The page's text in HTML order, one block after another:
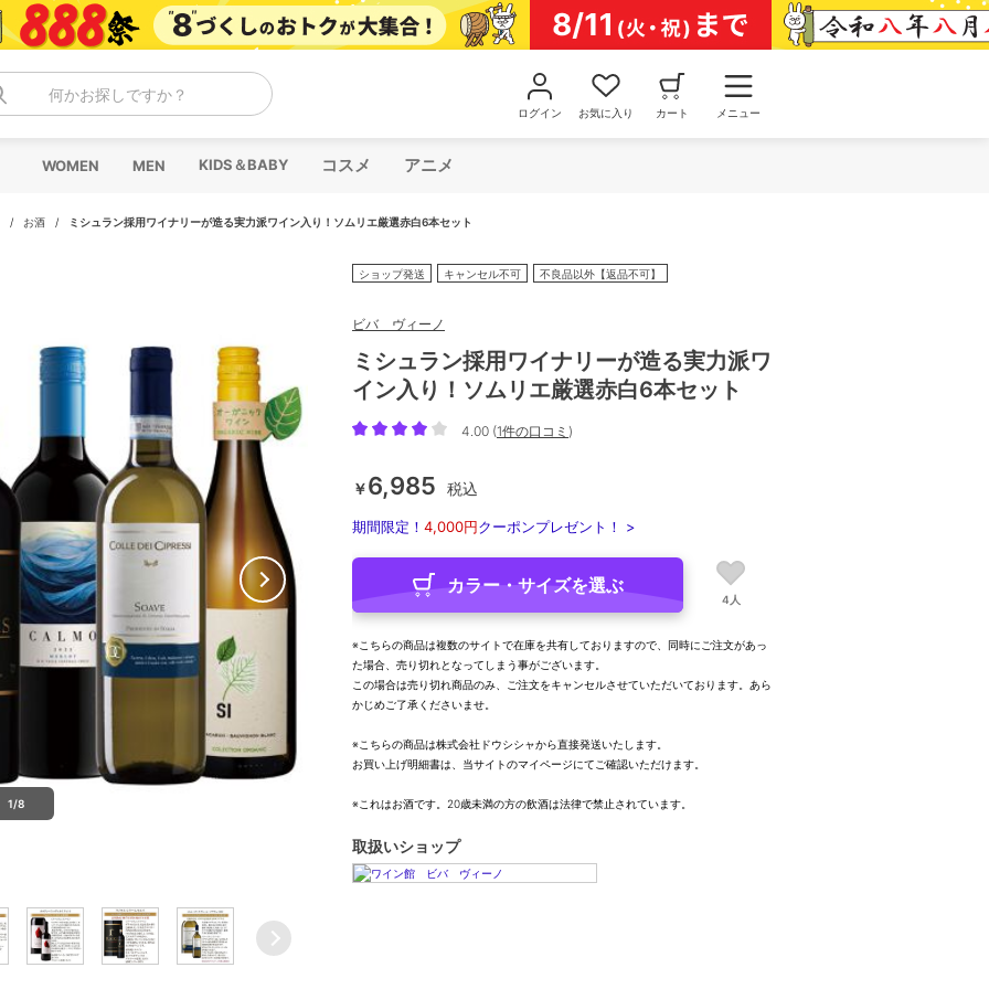
何かお探しですか？
ログイン お気に入り カート メニュー
WOMEN MEN KIDS＆BABY コスメ アニメ
/ お酒 / ミシュラン採用ワイナリーが造る実力派ワイン入り！ソムリエ厳選赤白6本セット
1/8
ショップ発送 キャンセル不可 不良品以外【返品不可】
ビバ ヴィーノ
ミシュラン採用ワイナリーが造る実力派ワ
イン入り！ソムリエ厳選赤白6本セット
4.00 (1件の口コミ )
￥6,985 税込
期間限定！ 4,000円クーポンプレゼント！ >
カラー・サイズを選ぶ
4人
※こちらの商品は複数のサイトで在庫を共有しておりますので、同時にご注文があっ
た場合、売り切れとなってしまう事がございます。
この場合は売り切れ商品のみ、ご注文をキャンセルさせていただいております。あら
かじめご了承くださいませ。
※こちらの商品は株式会社ドウシシャから直接発送いたします。
お買い上げ明細書は、当サイトのマイページにてご確認いただけます。
※これはお酒です。20歳未満の方の飲酒は法律で禁止されています。
取扱いショップ